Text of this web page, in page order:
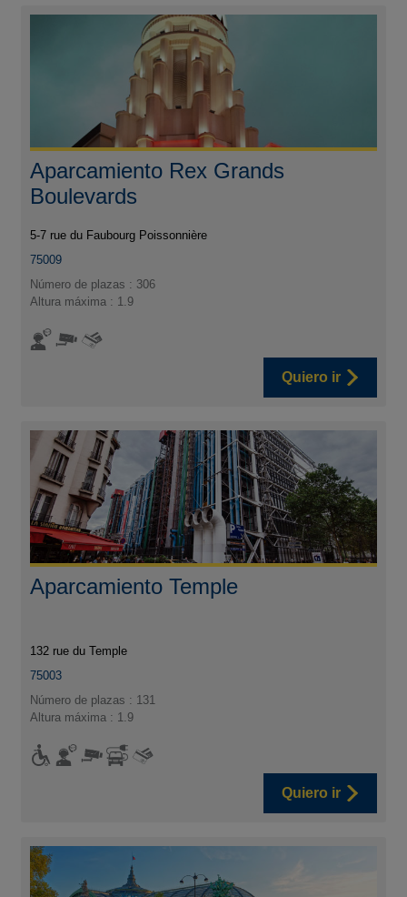
Aparcamiento Rex Grands
Boulevards
5-7 rue du Faubourg Poissonnière
75009
Número de plazas : 306
Altura máxima : 1.9
Quiero ir
Aparcamiento Temple
132 rue du Temple
75003
Número de plazas : 131
Altura máxima : 1.9
Quiero ir